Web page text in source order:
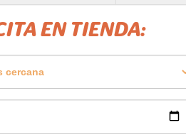
EN TIENDA: